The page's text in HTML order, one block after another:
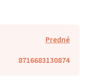
Predné
8716683130874